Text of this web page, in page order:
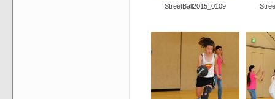
StreetBall2015_0109